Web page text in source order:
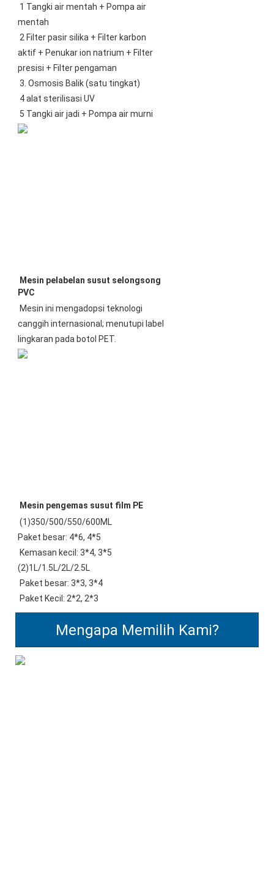
1 Tangki air mentah + Pompa air
mentah
aktif + Penukar ion natrium + Filter
presisi + Filter pengaman
3. Osmosis Balik (satu tingkat)
4 alat sterilisasi UV
5 Tangki air jadi + Pompa air murni
PVC
Mesin ini mengadopsi teknologi
canggih internasional; menutupi label
lingkaran pada botol PET.
Mesin pengemas susut film PE
(1)350/500/550/600ML
Paket besar: 4*6, 4*5
(2)1L/1.5L/2L/2.5L
Paket besar: 3*3, 3*4
Paket Kecil: 2*2, 2*3
Mengapa Memilih Kami?